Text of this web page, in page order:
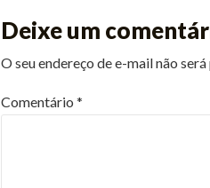
Deixe um
O seu endereço de e-mail não
Comentário *